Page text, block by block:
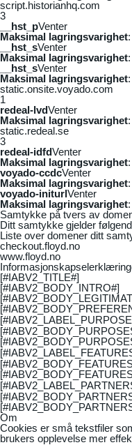
script.historianhq.com
3
__hst_pVenter
Maksimal lagringsvarighet
__hst_sVenter
Maksimal lagringsvarighet
__hst_sVenter
Maksimal lagringsvarighet
static.onsite.voyado.com
1
redeal-lvdVenter
Maksimal lagringsvarighet
static.redeal.se
3
redeal-idfdVenter
Maksimal lagringsvarighet
voyado-ccdcVenter
Maksimal lagringsvarighet
voyado-initurlVenter
Maksimal lagringsvarighet
Samtykke på tvers av
Ditt samtykke gjelder
Liste over domener ditt
checkout.floyd.no
www.floyd.no
[#IABV2_TITLE#]
[#IABV2_BODY_INTRO#]
Om
Cookies er små tekstfiler
brukers opplevelse mer